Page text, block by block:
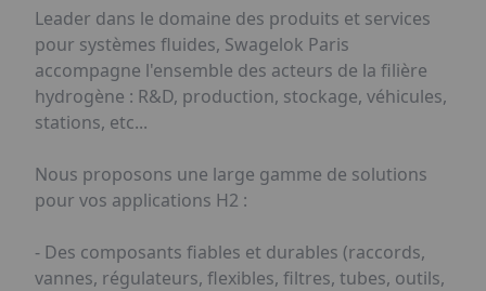
Leader dans le domaine des produits et services
pour systèmes fluides, Swagelok Paris
accompagne l'ensemble des acteurs de la filière
hydrogène : R&D, production, stockage, véhicules,
stations, etc...
Nous proposons une large gamme de solutions
pour vos applications H2 :
- Des composants fiables et durables (raccords,
vannes, régulateurs, flexibles, filtres, tubes, outils,